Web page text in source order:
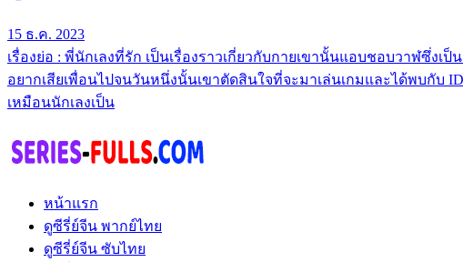
15 ธ.ค. 2023
เรื่องย่อ : พี่นักเลงที่รัก เป็นเรื่องราวเกี่ยวกับกายเขานั้นแอบชอบวาฬซึ่
อยากเสียเพื่อนไปจนวันหนึ่งนั้นเขาตัดสินใจที่จะมาเล่นเกมและได้พบกั
เหมือนนักเลงเป็น
หน้าแรก
ดูซีรี่ย์จีน พากย์ไทย
ดูซีรี่ย์จีน ซับไทย